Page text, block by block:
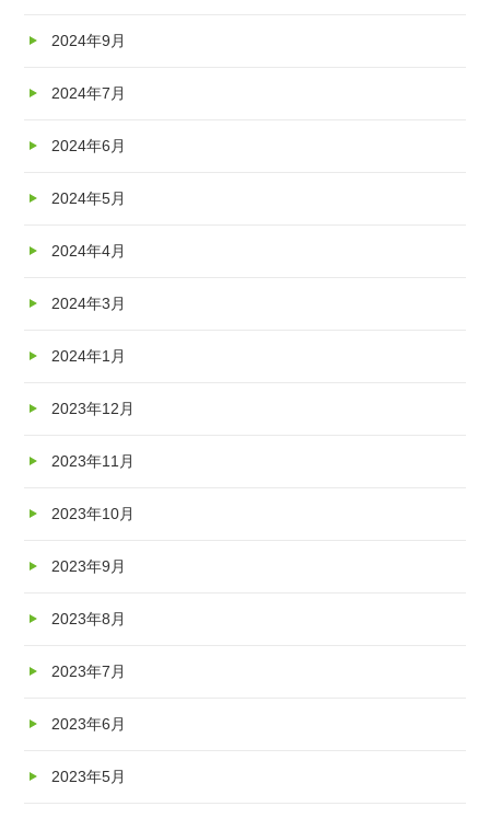
2024年9月
2024年7月
2024年6月
2024年5月
2024年4月
2024年3月
2024年1月
2023年12月
2023年11月
2023年10月
2023年9月
2023年8月
2023年7月
2023年6月
2023年5月